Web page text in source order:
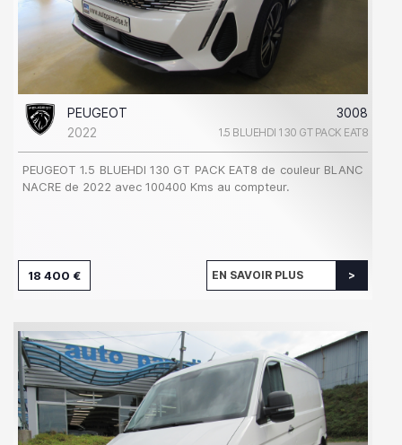
PEUGEOT
3008
2022
1.5 BLUEHDI 130 GT PACK EAT8
PEUGEOT 1.5 BLUEHDI 130 GT PACK EAT8 de couleur BLANC
NACRE de 2022 avec 100400 Kms au compteur.
18 400 € EN SAVOIR PLUS